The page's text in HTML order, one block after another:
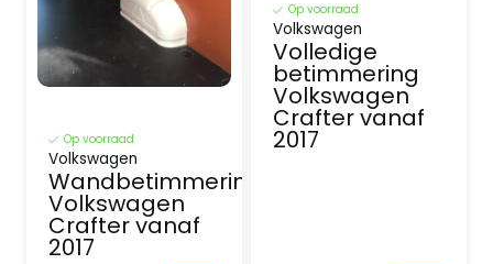
Op voorraad
Volkswagen
Wandbetimmering
Volkswagen
Crafter vanaf
2017
Op voorraad
Volkswagen
Volledige
betimmering
Volkswagen
Crafter vanaf
2017